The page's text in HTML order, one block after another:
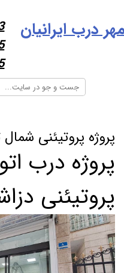
درب ایرانیان
پروژه پروتیئنی شمال
پروژه درب
پروتیئنی